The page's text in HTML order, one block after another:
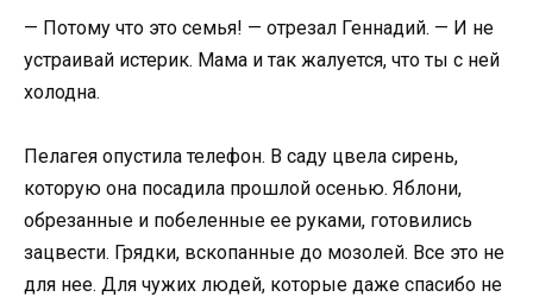
— Потому что это семья! — отрезал Геннадий. — И не
устраивай истерик. Мама и так жалуется, что ты с ней
холодна.
Пелагея опустила телефон. В саду цвела сирень,
которую она посадила прошлой осенью. Яблони,
обрезанные и побеленные ее руками, готовились
зацвести. Грядки, вскопанные до мозолей. Все это не
для нее. Для чужих людей, которые даже спасибо не